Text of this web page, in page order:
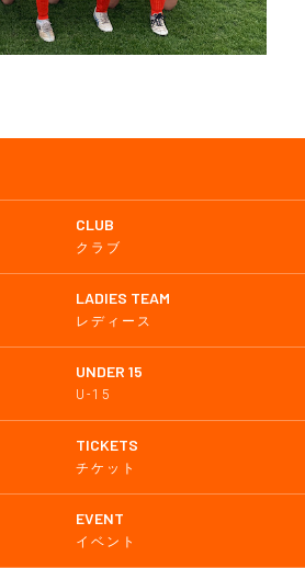
CLUB
クラブ
LADIES TEAM
レディース
UNDER 15
U-15
TICKETS
チケット
EVENT
イベント